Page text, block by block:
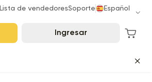
Lista de vendedoresSoporte Español
Ingresar